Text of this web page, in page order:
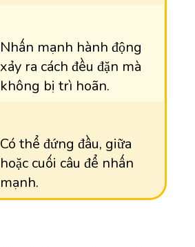
Nhấn mạnh hành động
xảy ra cách đều đặn mà
không bị trì hoãn.
Có thể đứng đầu, giữa
hoặc cuối câu để nhấn
mạnh.